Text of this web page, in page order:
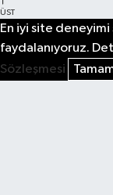
ÜST
En iyi site
faydalanıyoruz.
Sözleşmesi